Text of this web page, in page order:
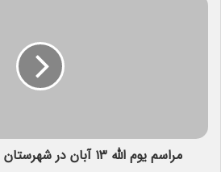
مراسم یوم الله ۱۳ آبان در شهرستان رباط کریم + تصاویر